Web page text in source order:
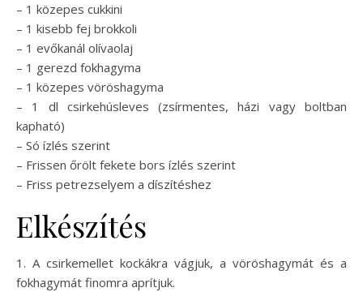
– 1 közepes cukkini
– 1 kisebb fej brokkoli
– 1 evőkanál olívaolaj
– 1 gerezd fokhagyma
– 1 közepes vöröshagyma
– 1 dl csirkehúsleves (zsírmentes, házi vagy boltban
kapható)
– Só ízlés szerint
– Frissen őrölt fekete bors ízlés szerint
– Friss petrezselyem a díszítéshez
Elkészítés
1. A csirkemellet kockákra vágjuk, a vöröshagymát és a
fokhagymát finomra aprítjuk.